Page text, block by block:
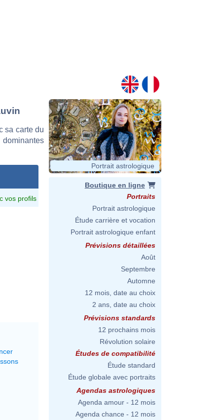
sa carte du
vos profils
Portrait astrologique
Boutique en ligne
Portraits
Portrait astrologique
Étude carrière et vocation
Portrait astrologique enfant
Prévisions détaillées
Août
Septembre
Automne
12 mois, date au choix
2 ans, date au choix
Prévisions standards
12 prochains mois
Révolution solaire
Études de compatibilité
Étude standard
Étude globale avec portraits
Agendas astrologiques
Agenda amour - 12 mois
Agenda chance - 12 mois